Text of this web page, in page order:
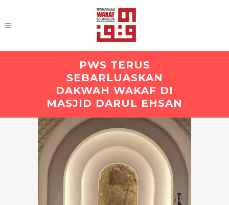
PWS TERUS
SEBARLUASKAN
DAKWAH WAKAF DI
MASJID DARUL EHSAN